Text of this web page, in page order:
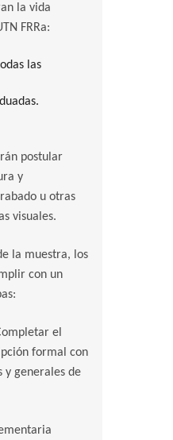
la vida
FRRa:
las
postular
y
u otras
visuales.
la muestra, los
con un
el
formal con
y generales de